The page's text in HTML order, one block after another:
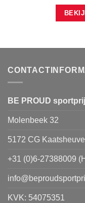
BE PROUD
Molenbeek 32
5172 CG Kaatsheuvel
+31 (0)6-27388009
KVK: 54075351